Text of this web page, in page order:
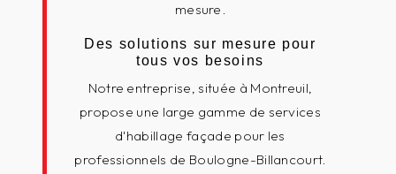
mesure.
Des solutions sur mesure pour
tous vos besoins
Notre entreprise, située à Montreuil,
propose une large gamme de services
d'habillage façade pour les
professionnels de Boulogne-Billancourt.